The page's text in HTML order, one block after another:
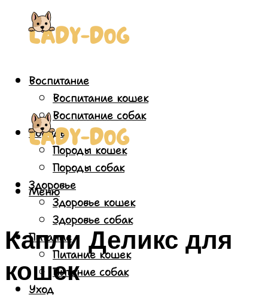
Воспитание
Воспитание кошек
Воспитание собак
Породы
Породы кошек
Породы собак
Здоровье
Здоровье кошек
Здоровье собак
Питание
Питание кошек
Питание собак
Уход
Меню
Капли Деликс для
кошек